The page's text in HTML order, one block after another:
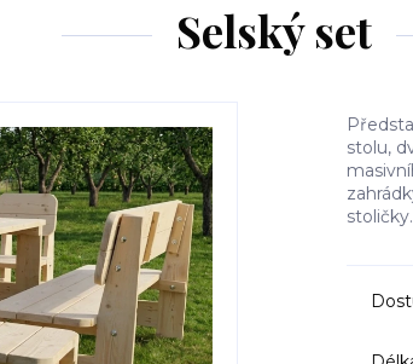
Selský set
stolu,